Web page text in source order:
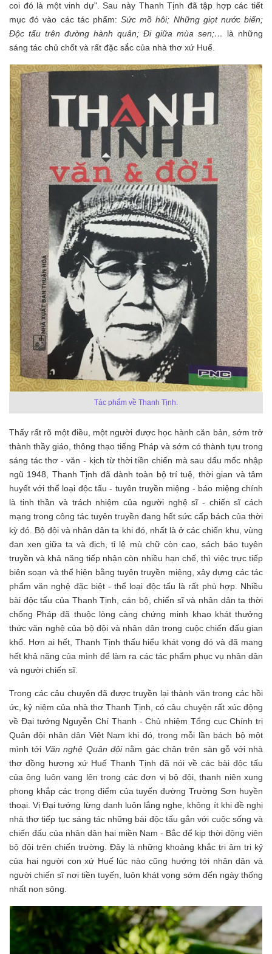
coi đó là một vinh dự". Sau này Thanh Tịnh đã tập hợp các tiết
mục đó vào các tác phẩm: Sức mồ hôi; Những giọt nước biển;
Độc tấu trên đường hành quân; Đi giữa mùa sen;…
là những
sáng tác chủ chốt và rất đặc sắc của nhà thơ xứ Huế.
Tác phẩm về Thanh Tịnh.
Thấy rất rõ một điều, một người được học hành căn bản, sớm trở
thành thầy giáo, thông thạo tiếng Pháp và sớm có thành tựu trong
sáng tác thơ - văn - kịch từ thời tiền chiến mà sau dấu mốc nhập
ngũ 1948, Thanh Tịnh đã dành toàn bộ trí tuệ, thời gian và tâm
huyết với thể loại độc tấu - tuyên truyền miệng - báo miệng chính
là tinh thần và trách nhiệm của người nghệ sĩ - chiến sĩ cách
mạng trong công tác tuyên truyền đang hết sức cấp bách của thời
kỳ đó. Bộ đội và nhân dân ta khi đó, nhất là ở các chiến khu, vùng
đan xen giữa ta và địch, tỉ lệ mù chữ còn cao, sách báo tuyên
truyền và khả năng tiếp nhận còn nhiều hạn chế, thì việc trực tiếp
biên soạn và thể hiện bằng tuyên truyền miệng, xây dựng các tác
phẩm văn nghệ đặc biệt - thể loại độc tấu là rất phù hợp. Nhiều
bài độc tấu của Thanh Tịnh, cán bộ, chiến sĩ và nhân dân ta thời
chống Pháp đã thuộc lòng càng chứng minh khao khát thưởng
thức văn nghệ của bộ đội và nhân dân trong cuộc chiến đấu gian
khổ. Hơn ai hết, Thanh Tịnh thấu hiểu khát vọng đó và đã mang
hết khả năng của mình để làm ra các tác phẩm phục vụ nhân dân
và người chiến sĩ.
Trong các câu chuyện đã được truyền lại thành văn trong các hồi
ức, kỷ niệm của nhà thơ Thanh Tịnh, có câu chuyện rất xúc động
về Đại tướng Nguyễn Chí Thanh - Chủ nhiệm Tổng cục Chính trị
Quân đội nhân dân Việt Nam khi đó, trong mỗi lần bách bộ một
mình tới Văn nghệ Quân độinằm gác chân trên sàn gỗ với nhà
thơ đồng hương xứ Huế Thanh Tịnh đã nói về các bài độc tấu
của ông luôn vang lên trong các đơn vị bộ đội, thanh niên xung
phong khắp các trọng điểm của tuyến đường Trường Sơn huyền
thoại. Vị Đại tướng lừng danh luôn lắng nghe, không ít khi đề nghị
nhà thơ tiếp tục sáng tác những bài độc tấu gắn với cuộc sống và
chiến đấu của nhân dân hai miền Nam - Bắc để kịp thời động viên
bộ đội trên chiến trường. Đây là những khoảng khắc tri âm tri kỷ
của hai người con xứ Huế lúc nào cũng hướng tới nhân dân và
người chiến sĩ nơi tiền tuyến, luôn khát vọng sớm đến ngày thống
nhất non sông.